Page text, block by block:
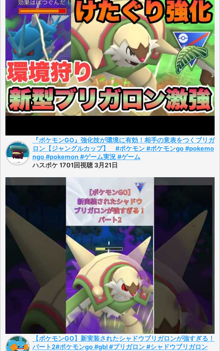
『ポケモンGO』強化技が環境に有効！相手の意表をつくブリガ
ロン【ジャングルカップ】 #ポケモン #ポケモンgo #pokemo
ngo #pokemon #ゲーム実況 #ゲーム
ハスポケ 1701回視聴 3月21日
【ポケモンGO】新実装されたシャドウブリガロンが強すぎる！
パート2#ポケモンgo #gbl #ブリガロン #シャドウブリガロン